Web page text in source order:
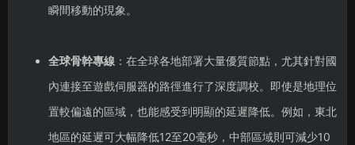
瞬間移動的現象。
全球骨幹專線：在全球各地部署大量優質節點，尤其針對國
內連接至遊戲伺服器的路徑進行了深度調校。即使是地理位
置較偏遠的區域，也能感受到明顯的延遲降低。例如，東北
地區的延遲可大幅降低12至20毫秒，中部區域則可減少10